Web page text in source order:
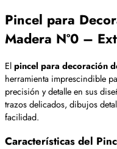
Pincel para
Madera Nº0 –
Elpincel para decoración
herramienta imprescindible
precisión y detalle en sus
trazos delicados, dibujos
facilidad.
Características del